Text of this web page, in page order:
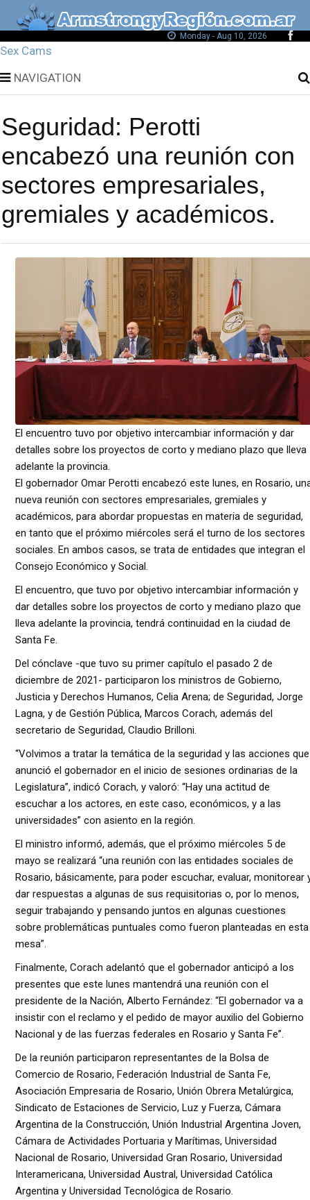
Monday - Aug 10, 2026
Sex Cams
NAVIGATION
Seguridad: Perotti
encabezó una reunión con
sectores empresariales,
gremiales y académicos.
El encuentro tuvo por objetivo intercambiar información y dar
detalles sobre los proyectos de corto y mediano plazo que lleva
adelante la provincia.
El gobernador Omar Perotti encabezó este lunes, en Rosario,
nueva reunión con sectores empresariales, gremiales y
académicos, para abordar propuestas en materia de seguridad,
en tanto que el próximo miércoles será el turno de los sectores
sociales. En ambos casos, se trata de entidades que integran el
Consejo Económico y Social.
El encuentro, que tuvo por objetivo intercambiar información y
dar detalles sobre los proyectos de corto y mediano plazo que
lleva adelante la provincia, tendrá continuidad en la ciudad de
Santa Fe.
Del cónclave -que tuvo su primer capítulo el pasado 2 de
diciembre de 2021- participaron los ministros de Gobierno,
Justicia y Derechos Humanos, Celia Arena; de Seguridad, Jorge
Lagna, y de Gestión Pública, Marcos Corach, además del
secretario de Seguridad, Claudio Brilloni.
“Volvimos a tratar la temática de la seguridad y las acciones que
anunció el gobernador en el inicio de sesiones ordinarias de la
Legislatura”, indicó Corach, y valoró: “Hay una actitud de
escuchar a los actores, en este caso, económicos, y a las
universidades” con asiento en la región.
El ministro informó, además, que el próximo miércoles 5 de
mayo se realizará “una reunión con las entidades sociales de
Rosario, básicamente, para poder escuchar, evaluar, monitorear
dar respuestas a algunas de sus requisitorias o, por lo menos,
seguir trabajando y pensando juntos en algunas cuestiones
sobre problemáticas puntuales como fueron planteadas en esta
mesa”.
Finalmente, Corach adelantó que el gobernador anticipó a los
presentes que este lunes mantendrá una reunión con el
presidente de la Nación, Alberto Fernández: “El gobernador va a
insistir con el reclamo y el pedido de mayor auxilio del Gobierno
Nacional y de las fuerzas federales en Rosario y Santa Fe”.
De la reunión participaron representantes de la Bolsa de
Comercio de Rosario, Federación Industrial de Santa Fe,
Asociación Empresaria de Rosario, Unión Obrera Metalúrgica,
Sindicato de Estaciones de Servicio, Luz y Fuerza, Cámara
Argentina de la Construcción, Unión Industrial Argentina Joven,
Cámara de Actividades Portuaria y Marítimas, Universidad
Nacional de Rosario, Universidad Gran Rosario, Universidad
Interamericana, Universidad Austral, Universidad Católica
Argentina y Universidad Tecnológica de Rosario.